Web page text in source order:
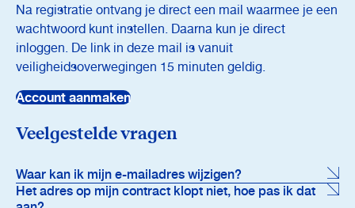
Na registratie ontvang je direct een mail waarmee je een
wachtwoord kunt instellen. Daarna kun je direct
inloggen. De link in deze mail is vanuit
veiligheidsoverwegingen 15 minuten geldig.
Account aanmaken
Veelgestelde vragen
Waar kan ik mijn e-mailadres wijzigen?
Het adres op mijn contract klopt niet, hoe pas ik dat